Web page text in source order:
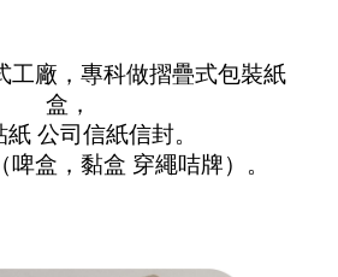
工廠，專科做摺疊式包裝紙
盒，
公司信紙信封。
啤盒，黏盒 穿繩咭牌）。